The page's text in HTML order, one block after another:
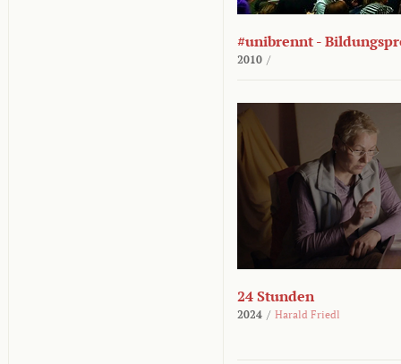
#unibrennt -
2010 /
24 Stunden
2024 / Harald Friedl